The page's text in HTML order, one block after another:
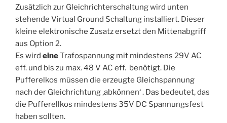
Zusätzlich zur Gleichrichterschaltung wird unten
stehende Virtual Ground Schaltung installiert. Dieser
kleine elektronische Zusatz ersetzt den Mittenabgriff
aus Option 2.
Es wird eineTrafospannung mit mindestens 29V AC
eff. und bis zu max. 48 V AC eff. benötigt. Die
Pufferelkos müssen die erzeugte Gleichspannung
nach der Gleichrichtung ‚abkönnen‘ . Das bedeutet, das
die Pufferellkos mindestens 35V DC Spannungsfest
haben sollten.